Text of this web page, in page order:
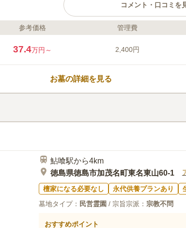
コメント・口コミを
ライフドット編集部のコメント
できます。 墓域内は舗装されており
工をしてあります。 強度の不安がな
いポイントです。 徳島自動車道「徳
場所にあり、駐車場を完備している
方が居ても大丈夫です。
40代女性
静かです。管理が行き届いている
参考価格 管理費
37.4万円～ 2,400円
お墓の詳細を見る
鮎喰駅から4km
徳島県徳島市加茂名町東名東山60-1
檀家になる必要なし 永代供養プランあり
墓地タイプ： 民営霊園 / 宗旨宗派： 宗教不問
おすすめポイント